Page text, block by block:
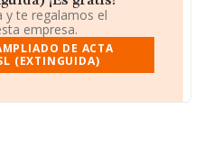
y te regalamos el
empresa.
DE ACTA
(EXTINGUIDA)